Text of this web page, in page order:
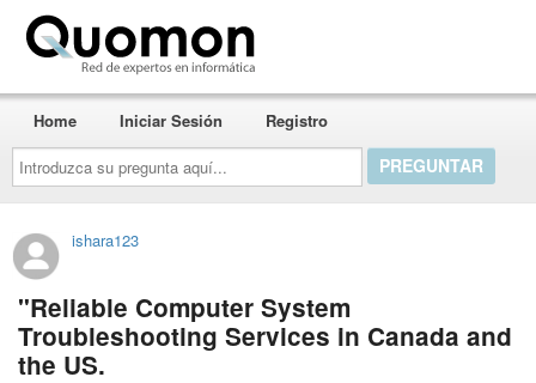
Introduzca
su
pregunta
aquí...
Home Iniciar Sesión Registro
ishara123
"Reliable Computer System
Troubleshooting Services in Canada and
the US.